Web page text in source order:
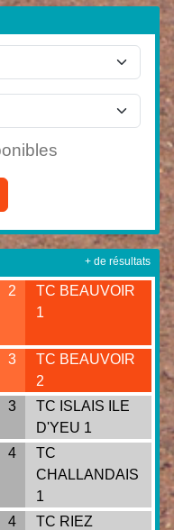
2
TC BEAUVOIR
1
3
TC BEAUVOIR
2
3
TC ISLAIS ILE
D'YEU 1
4
TC
CHALLANDAIS
1
4
TC RIEZ
+ de résultats